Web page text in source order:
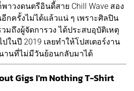
าวงดนตรีอินดี้สาย Chill Wave สอง
กครั้งไม่ได้แล้วแน่ ๆ เพราะศิลปิน
มถึงผู้จัดการวง ได้ประสบอุบัติเหตุ
ในปี 2019 เลยทำให้โปสเตอร์งาน
านที่ไม่มีวันย้อนกลับมาได้
Gigs I'm Nothing T-Shirt